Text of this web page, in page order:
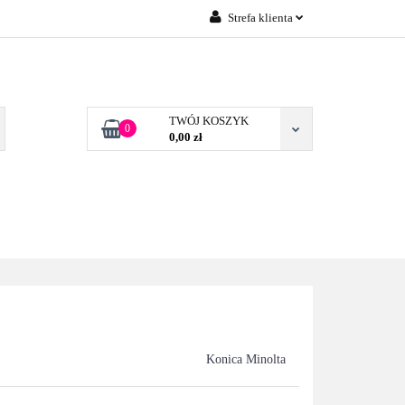
Strefa klienta
Dodaj zgłoszenie
0
TWÓJ KOSZYK
0,00 zł
Konica Minolta